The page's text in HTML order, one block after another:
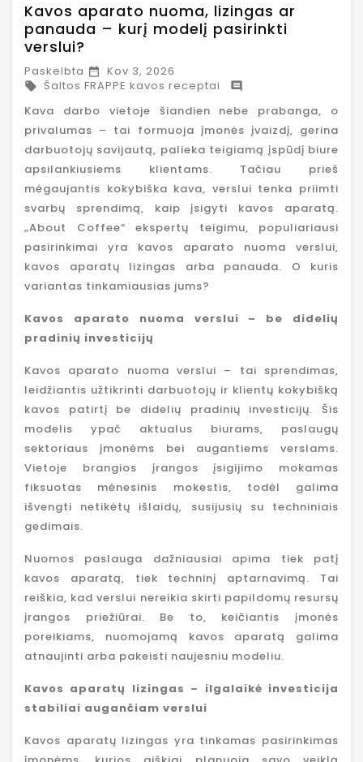
Kavos aparato nuoma, lizingas ar
panauda – kurį modelį pasirinkti
verslui?
Paskelbta  Kov 3, 2026
 Šaltos FRAPPE kavos receptai 
Kava darbo vietoje šiandien nebe prabanga, o
privalumas – tai formuoja įmonės įvaizdį, gerina
darbuotojų savijautą, palieka teigiamą įspūdį biure
apsilankiusiems klientams. Tačiau prieš
mėgaujantis kokybiška kava, verslui tenka priimti
svarbų sprendimą, kaip įsigyti kavos aparatą.
„About Coffee“ ekspertų teigimu, populiariausi
pasirinkimai yra kavos aparato nuoma verslui,
kavos aparatų lizingas arba panauda. O kuris
variantas tinkamiausias jums?
Kavos aparato nuoma verslui – be didelių
pradinių investicijų
Kavos aparato nuoma verslui – tai sprendimas,
leidžiantis užtikrinti darbuotojų ir klientų kokybišką
kavos patirtį be didelių pradinių investicijų. Šis
modelis ypač aktualus biurams, paslaugų
sektoriaus įmonėms bei augantiems verslams.
Vietoje brangios įrangos įsigijimo mokamas
fiksuotas mėnesinis mokestis, todėl galima
išvengti netikėtų išlaidų, susijusių su techniniais
gedimais.
Nuomos paslauga dažniausiai apima tiek patį
kavos aparatą, tiek techninį aptarnavimą. Tai
reiškia, kad verslui nereikia skirti papildomų resursų
įrangos priežiūrai. Be to, keičiantis įmonės
poreikiams, nuomojamą kavos aparatą galima
atnaujinti arba pakeisti naujesniu modeliu.
Kavos aparatų lizingas – ilgalaikė investicija
stabiliai augančiam verslui
Kavos aparatų lizingas yra tinkamas pasirinkimas